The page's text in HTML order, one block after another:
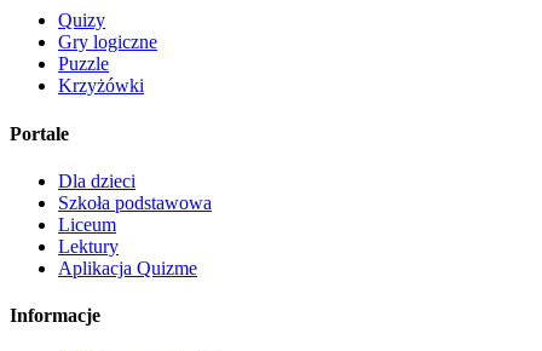
Quizy
Gry logiczne
Puzzle
Krzyżówki
Portale
Dla dzieci
Szkoła podstawowa
Liceum
Lektury
Aplikacja Quizme
Informacje